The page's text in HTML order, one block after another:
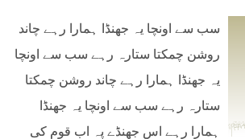
سب سے اونچا یہ جھنڈا ہمارا رہے چاند
روشن چمکتا ستارہ رہے سب سے اونچا
یہ جھنڈا ہمارا رہے چاند روشن چمکتا
ستارہ رہے سب سے اونچا یہ جھنڈا
ہمارا رہے اس جھنڈے پہ اب قوم کی